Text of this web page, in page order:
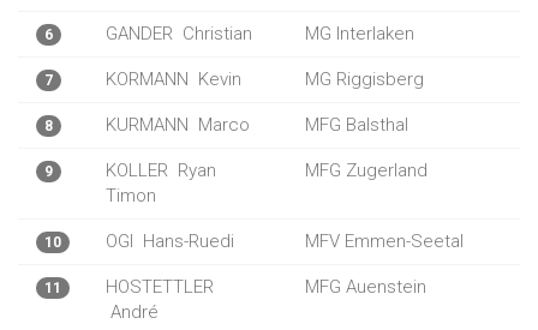
6 GANDER Christian MG Interlaken
7 KORMANN Kevin MG Riggisberg
8 KURMANN Marco MFG Balsthal
9 KOLLER Ryan
Timon
MFG Zugerland
10 OGI Hans-Ruedi MFV Emmen-Seetal
11
HOSTETTLER
André
MFG Auenstein